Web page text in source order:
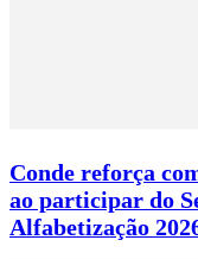
Conde reforça
ao participar do
Alfabetização